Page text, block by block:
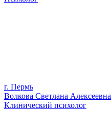
г. Пермь
Волкова Светлана Алексеевна
Клинический психолог